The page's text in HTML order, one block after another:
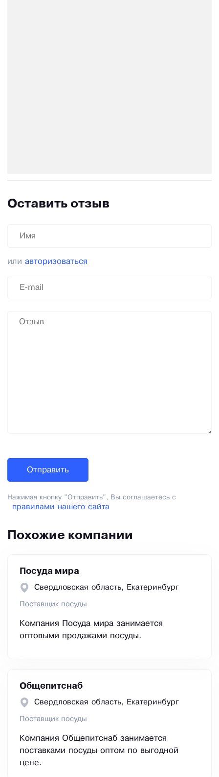
Оставить отзыв
или авторизоваться
Нажимая кнопку "Отправить", Вы соглашаетесь с
правилами нашего сайта
Похожие компании
Посуда мира
Свердловская область, Екатеринбург
Поставщик посуды
Компания Посуда мира занимается
оптовыми продажами посуды.
Общепитснаб
Свердловская область, Екатеринбург
Поставщик посуды
Компания Общепитснаб занимается
поставками посуды оптом по выгодной
цене.